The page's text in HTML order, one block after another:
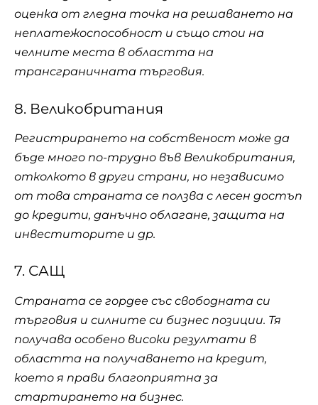
оценка от гледна точка на решаването на
неплатежоспособност и също стои на
челните места в областта на
трансграничната търговия.
8. Великобритания
Регистрирането на собственост може да
бъде много по-трудно във Великобритания,
отколкото в други страни, но независимо
от това страната се ползва с лесен достъп
до кредити, данъчно облагане, защита на
инвеститорите и др.
7. САЩ
Страната се гордее със свободната си
търговия и силните си бизнес позиции. Тя
получава особено високи резултати в
областта на получаването на кредит,
което я прави благоприятна за
стартирането на бизнес.